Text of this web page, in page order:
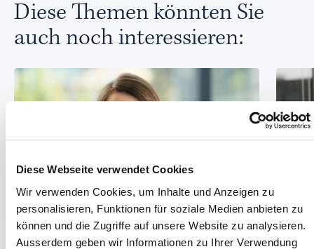
Diese Webseite verwendet Cookies
Wir verwenden Cookies, um Inhalte und Anzeigen zu
personalisieren, Funktionen für soziale Medien anbieten zu
können und die Zugriffe auf unsere Website zu analysieren.
Ausserdem geben wir Informationen zu Ihrer Verwendung
Diese Themen könnten Sie
auch noch interessieren:
Rendez-vous mit Luise Mugrauer